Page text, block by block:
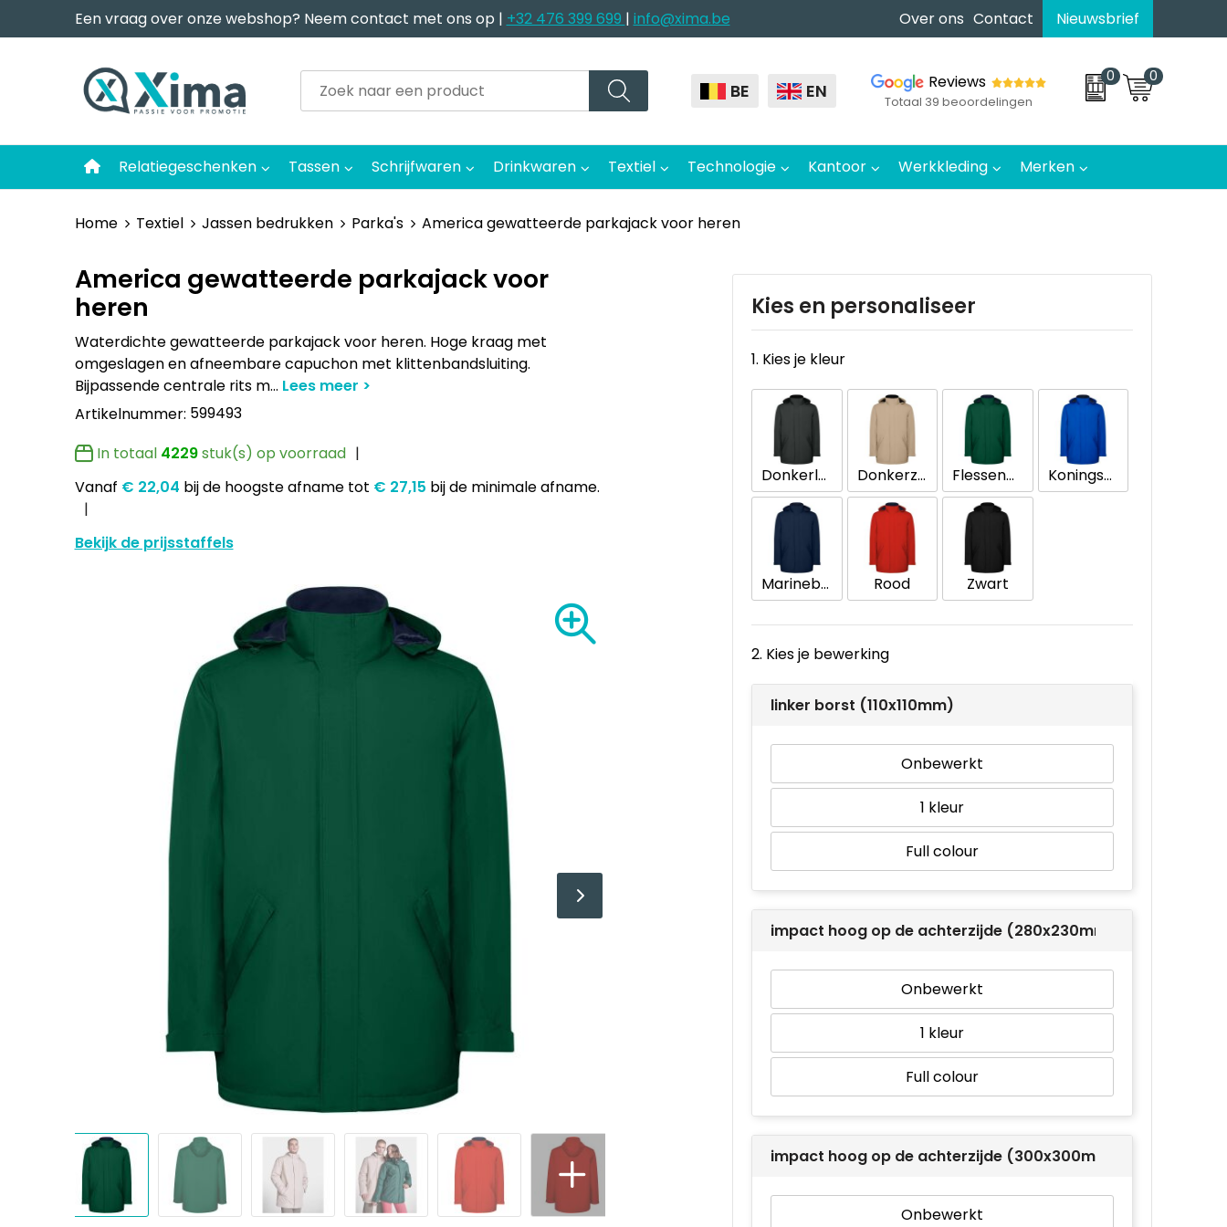
Een vraag over onze webshop? Neem contact met ons op | +32 476 399 699 | info@xima.be Over ons Contact Nieuwsbrief
BE EN Reviews
Totaal 39 beoordelingen
0 0
Relatiegeschenken Tassen Schrijfwaren Drinkwaren Textiel Technologie Kantoor Werkkleding Merken
Home Textiel Jassen bedrukken Parka's America gewatteerde parkajack voor heren
America gewatteerde parkajack voor
heren
Waterdichte gewatteerde parkajack voor heren. Hoge kraag met
omgeslagen en afneembare capuchon met klittenbandsluiting.
Bijpassende centrale rits m...
Artikelnummer: 599493
In totaal 4229stuk(s) op voorraad
Vanaf € 22,04 bij de hoogste afnametot € 27,15 bij de minimale afname.
Bekijk de prijsstaffels
Kies en personaliseer
1. Kies je kleur
Donkerlood Donkerzand Flessengroen Koningsblauw
Marineblauw Rood Zwart
2. Kies je bewerking
linker borst (110x110mm)
Onbewerkt
1
Full colour
impact hoog op de achterzijde (280x230mm)
Onbewerkt
1
Full colour
impact hoog op de achterzijde (300x300mm)
Onbewerkt